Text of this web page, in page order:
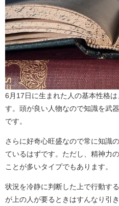
6月17日に生まれた人の基本性格
す。頭が良い人物なので知識を武
です。
さらに好奇心旺盛なので常に知識
ているはずです。ただし、精神力
ことが多いタイプでもあります。
状況を冷静に判断した上で行動す
が上の人が要るときはすんなり引